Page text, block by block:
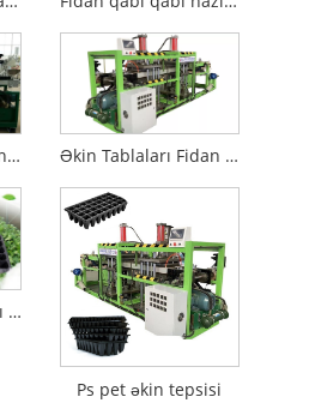
Fidan nimçəsi səpən maşın Əkin Tablaları Fidan Hazırlayan Maşın
Plastik Fidan Tablası Maşınları
Ps pet əkin tepsisi